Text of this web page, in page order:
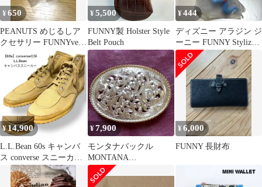
¥650
PEANUTS めじるしア
クセサリー FUNNYver.
スヌーピーC
¥5,500
FUNNY製 Holster Style
Belt Pouch
¥444
ディズニー アラジン ジ
ーニー FUNNY Stylize
Fig. ジーニーB
¥14,900
L.L.Bean 60s キャンバ
ス converse スニーカー
コンバース
¥7,900
モンタナバックル
MONTANA
SILVERSMITHS
¥6,000
FUNNY 長財布